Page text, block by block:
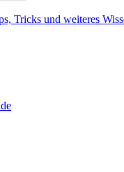
Tricks und weiteres